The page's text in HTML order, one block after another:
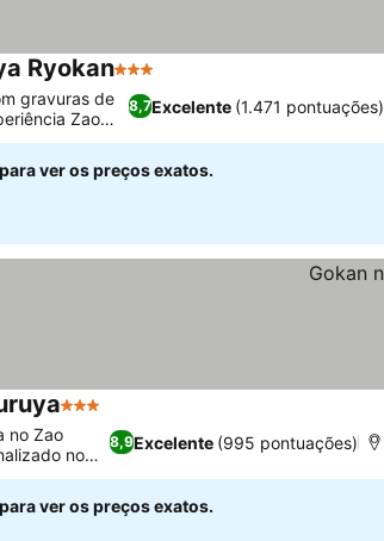
Ryokan3 Estrelas
8,7Excelente (1.471 pontuações)
gravuras de
Zao
ver os preços exatos.
3 Estrelas
8,9Excelente (995 pontuações)
no Zao
no
ver os preços exatos.